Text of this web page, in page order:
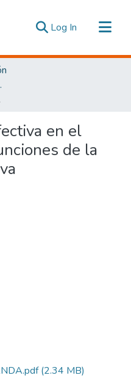
Log In (current)
Educativo
en el
de la
(2.34 MB)